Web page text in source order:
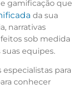
gamificação que
da sua
narrativas
sob medida
equipes.
especialistas para
conhecer